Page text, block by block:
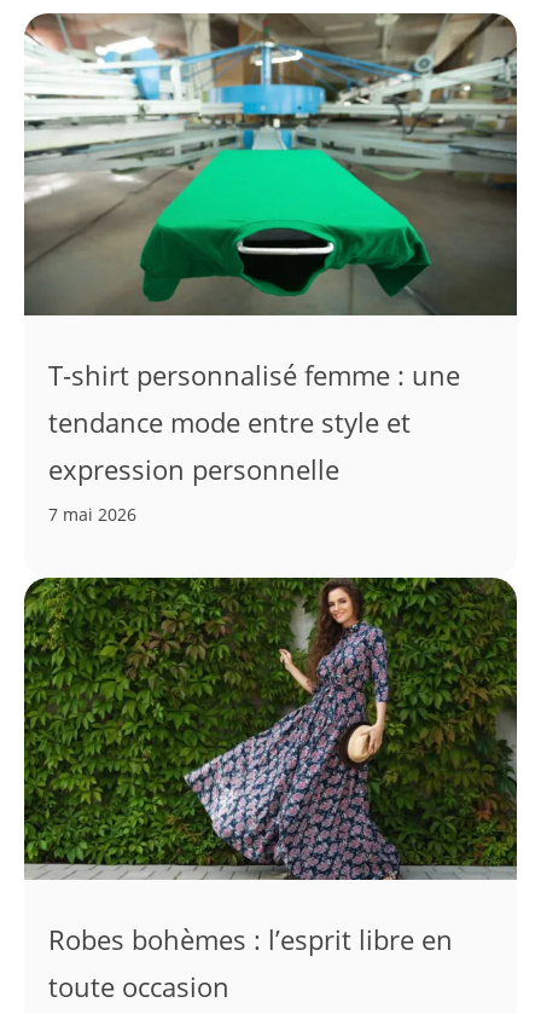
T-shirt personnalisé femme : une
tendance mode entre style et
expression personnelle
7 mai 2026
Robes bohèmes : l’esprit libre en
toute occasion